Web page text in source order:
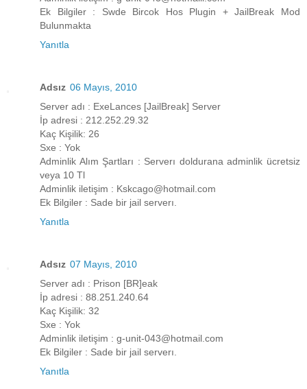
Ek Bilgiler : Swde Bircok Hos Plugin + JailBreak Mod
Bulunmakta
Yanıtla
Adsız 06 Mayıs, 2010
Server adı : ExeLances [JailBreak] Server
İp adresi : 212.252.29.32
Kaç Kişilik: 26
Sxe : Yok
Adminlik Alım Şartları : Serverı doldurana adminlik ücretsiz
veya 10 Tl
Adminlik iletişim : Kskcago@hotmail.com
Ek Bilgiler : Sade bir jail serverı.
Yanıtla
Adsız 07 Mayıs, 2010
Server adı : Prison [BR]eak
İp adresi : 88.251.240.64
Kaç Kişilik: 32
Sxe : Yok
Adminlik iletişim : g-unit-043@hotmail.com
Ek Bilgiler : Sade bir jail serverı.
Yanıtla